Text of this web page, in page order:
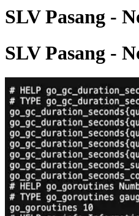
SLV Pasang -
SLV Pasang -